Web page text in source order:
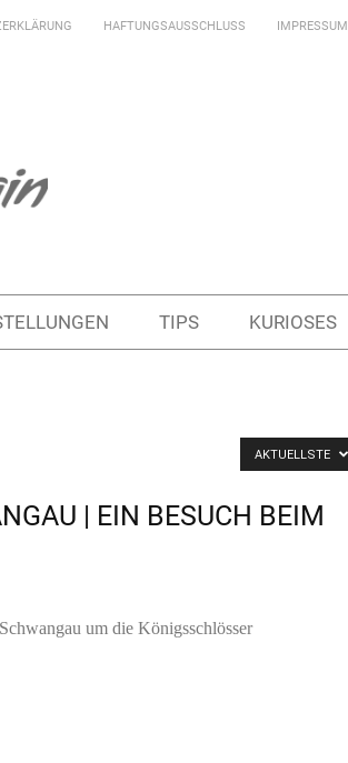
HAFTUNGSAUSSCHLUSS IMPRESSUM
TIPS KURIOSES
AKTUELLSTE
| EIN BESUCH BEIM
um die Königsschlösser